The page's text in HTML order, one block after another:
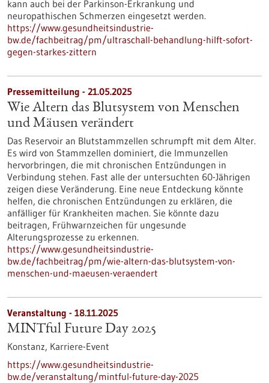
kann auch bei der Parkinson-Erkrankung und
neuropathischen Schmerzen eingesetzt werden.
https://www.gesundheitsindustrie-
bw.de/fachbeitrag/pm/ultraschall-behandlung-hilft-sofort-
gegen-starkes-zittern
Pressemitteilung - 21.05.2025
Wie Altern das Blutsystem von Menschen
und Mäusen verändert
Das Reservoir an Blutstammzellen schrumpft mit dem Alter.
Es wird von Stammzellen dominiert, die Immunzellen
hervorbringen, die mit chronischen Entzündungen in
Verbindung stehen. Fast alle der untersuchten 60-Jährigen
zeigen diese Veränderung. Eine neue Entdeckung könnte
helfen, die chronischen Entzündungen zu erklären, die
anfälliger für Krankheiten machen. Sie könnte dazu
beitragen, Frühwarnzeichen für ungesunde
Alterungsprozesse zu erkennen.
https://www.gesundheitsindustrie-
bw.de/fachbeitrag/pm/wie-altern-das-blutsystem-von-
menschen-und-maeusen-veraendert
Veranstaltung - 18.11.2025
MINTful Future Day 2025
Konstanz, Karriere-Event
https://www.gesundheitsindustrie-
bw.de/veranstaltung/mintful-future-day-2025